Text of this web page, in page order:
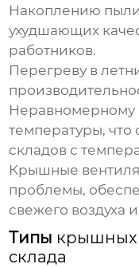
Накоплению
ухудшающих
работников.
Перегреву в
температуры, что
складов с
Крышные
проблемы,
свежего воздуха
Типы крышных
склада